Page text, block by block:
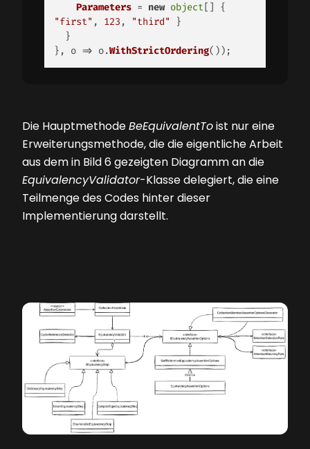
Parameters = new object
"first" , 123 , "third"
}
}, o => o.WithStrictOrdering());
Die HauptmethodeBeEquivalentToist nur eine
Erweiterungsmethode, die die eigentliche Arbeit
aus dem in Bild 6 gezeigten Diagramm an die
EquivalencyValidator-Klasse delegiert, die eine
Teilmenge des Codes hinter dieser
Implementierung darstellt.